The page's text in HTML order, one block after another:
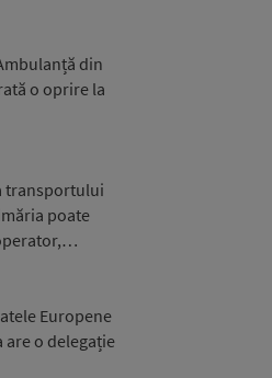
din
o oprire la
transportului
poate
Europene
are o delegație